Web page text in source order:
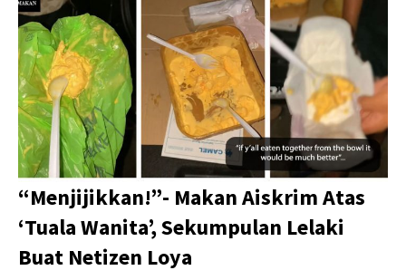
“Menjijikkan!”- Makan Aiskrim Atas
‘Tuala Wanita’, Sekumpulan Lelaki
Buat Netizen Loya